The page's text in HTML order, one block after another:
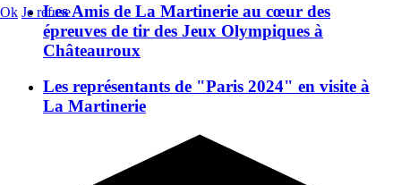
Les Amis de La Martinerie au cœur des
épreuves de tir des Jeux Olympiques à
Châteauroux
Les représentants de "Paris 2024" en visite à
La Martinerie
Ok Je refuse